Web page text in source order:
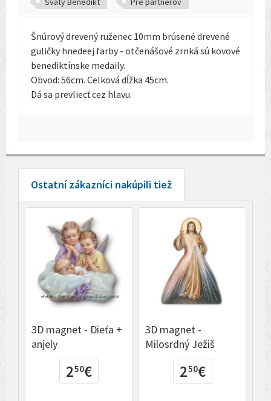
Šnúrový drevený ruženec 10mm brúsené drevené
guličky hnedeej farby - otčenášové zrnká sú kovové
benediktínske medaily.
Obvod: 56cm. Celková dĺžka 45cm.
Dá sa prevliecť cez hlavu.
Ostatní zákazníci nakúpili tiež
3D magnet - Dieťa +
anjely
250€
3D magnet -
Milosrdný Ježiš
250€